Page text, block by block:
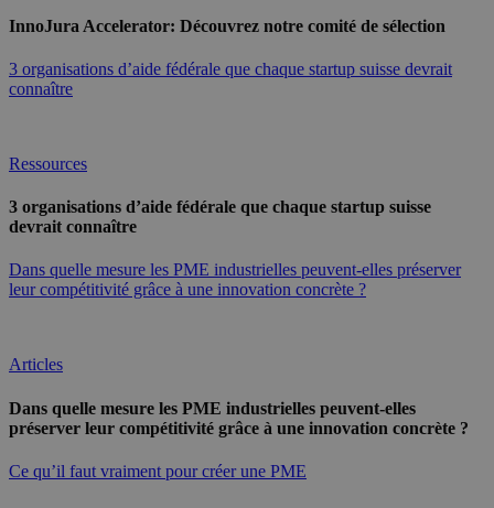
InnoJura Accelerator: Découvrez notre comité de sélection
3 organisations d’aide fédérale que chaque startup suisse devrait
connaître
Ressources
3 organisations d’aide fédérale que chaque startup suisse
devrait connaître
Dans quelle mesure les PME industrielles peuvent-elles préserver
leur compétitivité grâce à une innovation concrète ?
Articles
Dans quelle mesure les PME industrielles peuvent-elles
préserver leur compétitivité grâce à une innovation concrète ?
Ce qu’il faut vraiment pour créer une PME